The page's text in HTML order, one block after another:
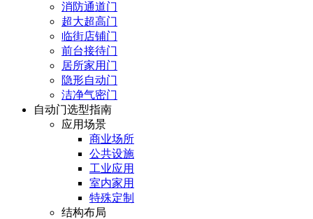
消防通道门
超大超高门
临街店铺门
前台接待门
居所家用门
隐形自动门
洁净气密门
自动门选型指南
应用场景
商业场所
公共设施
工业应用
室内家用
特殊定制
结构布局